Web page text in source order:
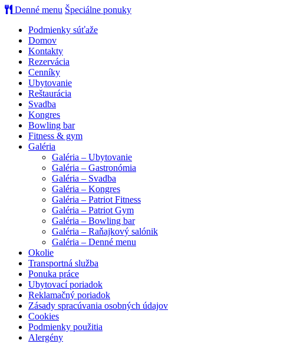
Denné menu Špeciálne ponuky
Podmienky súťaže
Domov
Kontakty
Rezervácia
Cenníky
Ubytovanie
Reštaurácia
Svadba
Kongres
Bowling bar
Fitness & gym
Galéria
Galéria – Ubytovanie
Galéria – Gastronómia
Galéria – Svadba
Galéria – Kongres
Galéria – Patriot Fitness
Galéria – Patriot Gym
Galéria – Bowling bar
Galéria – Raňajkový salónik
Galéria – Denné menu
Okolie
Transportná služba
Ponuka práce
Ubytovací poriadok
Reklamačný poriadok
Zásady spracúvania osobných údajov
Cookies
Podmienky použitia
Alergény